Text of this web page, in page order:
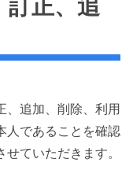
訂正、追
、追加、削除、利用
人であることを確認
ていただきます。